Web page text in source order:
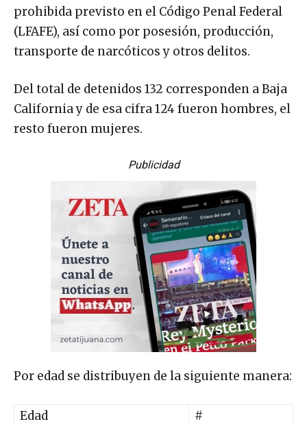
prohibida previsto en el Código Penal Federal
(LFAFE), así como por posesión, producción,
transporte de narcóticos y otros delitos.
Del total de detenidos 132 corresponden a Baja
California y de esa cifra 124 fueron hombres, el
resto fueron mujeres.
Publicidad
Por edad se distribuyen de la siguiente manera:
Edad
#